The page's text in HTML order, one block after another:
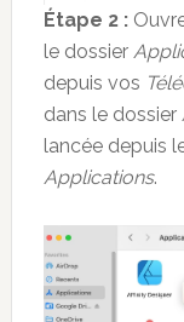
Étape 2 :
le dossier
depuis vos
dans le dossier
lancée depuis
Applications.